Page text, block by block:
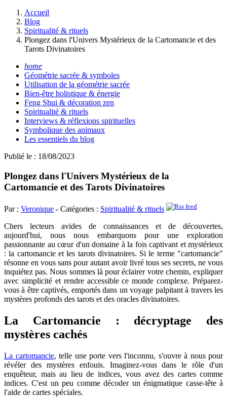
Accueil
Blog
Spiritualité & rituels
Plongez dans l'Univers Mystérieux de la Cartomancie et des
Tarots Divinatoires
home
Géométrie sacrée & symboles
Utilisation de la géométrie sacrée
Bien-être holistique & énergie
Feng Shui & décoration zen
Spiritualité & rituels
Interviews & réflexions spirituelles
Symbolique des animaux
Les essentiels du blog
Publié le : 18/08/2023
Plongez dans l'Univers Mystérieux de la
Cartomancie et des Tarots Divinatoires
Par : Veronique - Catégories : Spiritualité & rituels
Chers lecteurs avides de connaissances et de découvertes,
aujourd'hui, nous nous embarquons pour une exploration
passionnante au cœur d'un domaine à la fois captivant et mystérieux
: la cartomancie et les tarots divinatoires. Si le terme "cartomancie"
résonne en vous sans pour autant avoir livré tous ses secrets, ne vous
inquiétez pas. Nous sommes là pour éclairer votre chemin, expliquer
avec simplicité et rendre accessible ce monde complexe. Préparez-
vous à être captivés, emportés dans un voyage palpitant à travers les
mystères profonds des tarots et des oracles divinatoires.
La Cartomancie : décryptage des
mystères cachés
La cartomancie, telle une porte vers l'inconnu, s'ouvre à nous pour
révéler des mystères enfouis. Imaginez-vous dans le rôle d'un
enquêteur, mais au lieu de indices, vous avez des cartes comme
indices. C'est un peu comme décoder un énigmatique casse-tête à
l'aide de cartes spéciales.